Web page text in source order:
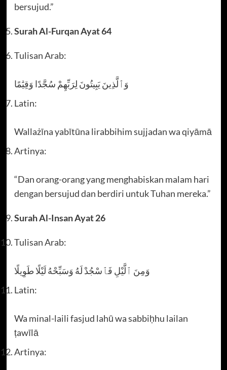
bersujud.”
Surah Al-Furqan Ayat 64
Tulisan Arab:
وَٱلَّذِينَ يَبِيتُونَ لِرَبِّهِمْ سُجَّدًا وَقِيَٰمًا
Latin:
Wallażīna yabītūna lirabbihim sujjadan wa qiyāmā
Artinya:
“Dan orang-orang yang menghabiskan malam hari
dengan bersujud dan berdiri untuk Tuhan mereka.”
Surah Al-Insan Ayat 26
Tulisan Arab:
وَمِنَ ٱلَّيْلِ فَٱسْجُدْ لَهُ وَسَبِّحْهُ لَيْلًا طَوِيلًا
Latin:
Wa minal-laili fasjud lahū wa sabbiḥhu lailan
ṭawīlā
Artinya: